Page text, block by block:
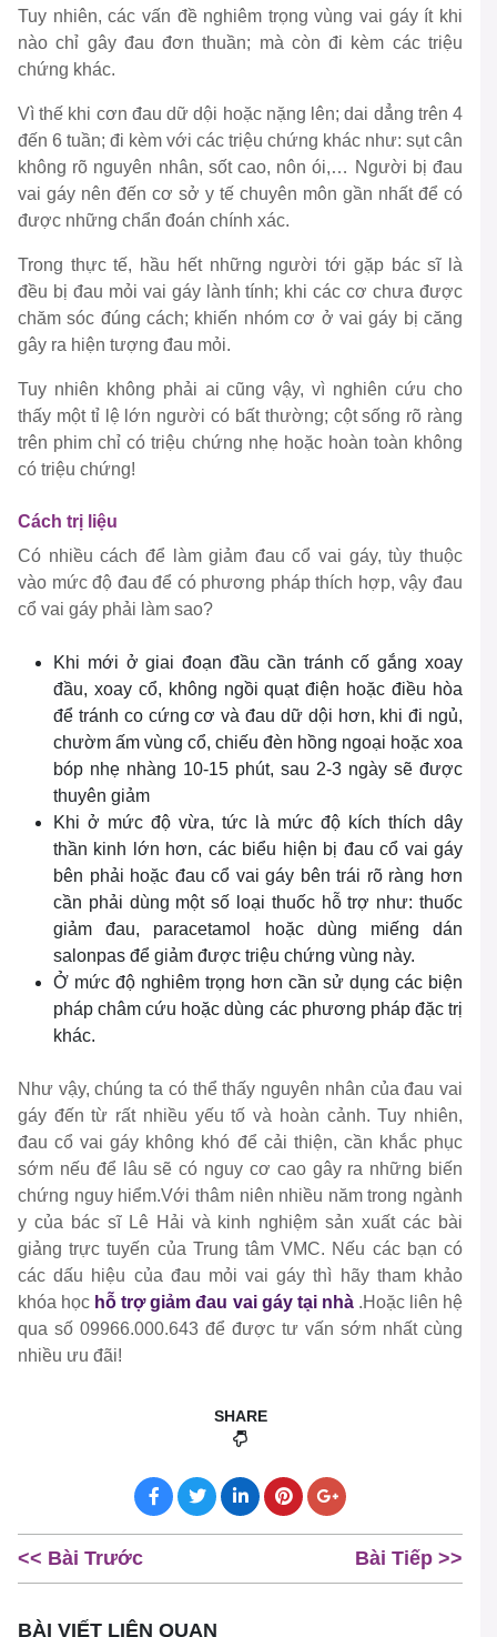
Tuy nhiên, các vấn đề nghiêm trọng vùng vai gáy ít khi
nào chỉ gây đau đơn thuần; mà còn đi kèm các triệu
chứng khác.
Vì thế khi cơn đau dữ dội hoặc nặng lên; dai dẳng trên 4
đến 6 tuần; đi kèm với các triệu chứng khác như: sụt cân
không rõ nguyên nhân, sốt cao, nôn ói,… Người bị đau
vai gáy nên đến cơ sở y tế chuyên môn gần nhất để có
được những chẩn đoán chính xác.
Trong thực tế, hầu hết những người tới gặp bác sĩ là
đều bị đau mỏi vai gáy lành tính; khi các cơ chưa được
chăm sóc đúng cách; khiến nhóm cơ ở vai gáy bị căng
gây ra hiện tượng đau mỏi.
Tuy nhiên không phải ai cũng vậy, vì nghiên cứu cho
thấy một tỉ lệ lớn người có bất thường; cột sống rõ ràng
trên phim chỉ có triệu chứng nhẹ hoặc hoàn toàn không
có triệu chứng!
Cách trị liệu
Có nhiều cách để làm giảm đau cổ vai gáy, tùy thuộc
vào mức độ đau để có phương pháp thích hợp, vậy đau
cổ vai gáy phải làm sao?
Khi mới ở giai đoạn đầu cần tránh cố gắng xoay
đầu, xoay cổ, không ngồi quạt điện hoặc điều hòa
để tránh co cứng cơ và đau dữ dội hơn, khi đi ngủ,
chườm ấm vùng cổ, chiếu đèn hồng ngoại hoặc xoa
bóp nhẹ nhàng 10-15 phút, sau 2-3 ngày sẽ được
thuyên giảm
Khi ở mức độ vừa, tức là mức độ kích thích dây
thần kinh lớn hơn, các biểu hiện bị đau cổ vai gáy
bên phải hoặc đau cổ vai gáy bên trái rõ ràng hơn
cần phải dùng một số loại thuốc hỗ trợ như: thuốc
giảm đau, paracetamol hoặc dùng miếng dán
salonpas để giảm được triệu chứng vùng này.
Ở mức độ nghiêm trọng hơn cần sử dụng các biện
pháp châm cứu hoặc dùng các phương pháp đặc trị
khác.
Như vậy, chúng ta có thể thấy nguyên nhân của đau vai
gáy đến từ rất nhiều yếu tố và hoàn cảnh. Tuy nhiên,
đau cổ vai gáy không khó để cải thiện, cần khắc phục
sớm nếu để lâu sẽ có nguy cơ cao gây ra những biến
chứng nguy hiểm.Với thâm niên nhiều năm trong ngành
y của bác sĩ Lê Hải và kinh nghiệm sản xuất các bài
giảng trực tuyến của Trung tâm VMC. Nếu các bạn có
các dấu hiệu của đau mỏi vai gáy thì hãy tham khảo
khóa học hỗ trợ giảm đau vai gáy tại nhà.Hoặc liên hệ
qua số 09966.000.643 để được tư vấn sớm nhất cùng
nhiều ưu đãi!
SHARE
<< Bài Trước Bài Tiếp >>
BÀI VIẾT LIÊN QUAN